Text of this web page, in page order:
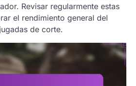
Revisar regularmente estas
el rendimiento general del
de corte.